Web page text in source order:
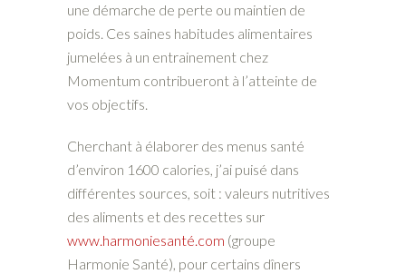
une démarche de perte ou maintien de
poids. Ces saines habitudes alimentaires
jumelées à un entrainement chez
Momentum contribueront à l’atteinte de
vos objectifs.
Cherchant à élaborer des menus santé
d’environ 1600 calories, j’ai puisé dans
différentes sources, soit : valeurs nutritives
des aliments et des recettes sur
www.harmoniesanté.com (groupe
Harmonie Santé), pour certains dîners